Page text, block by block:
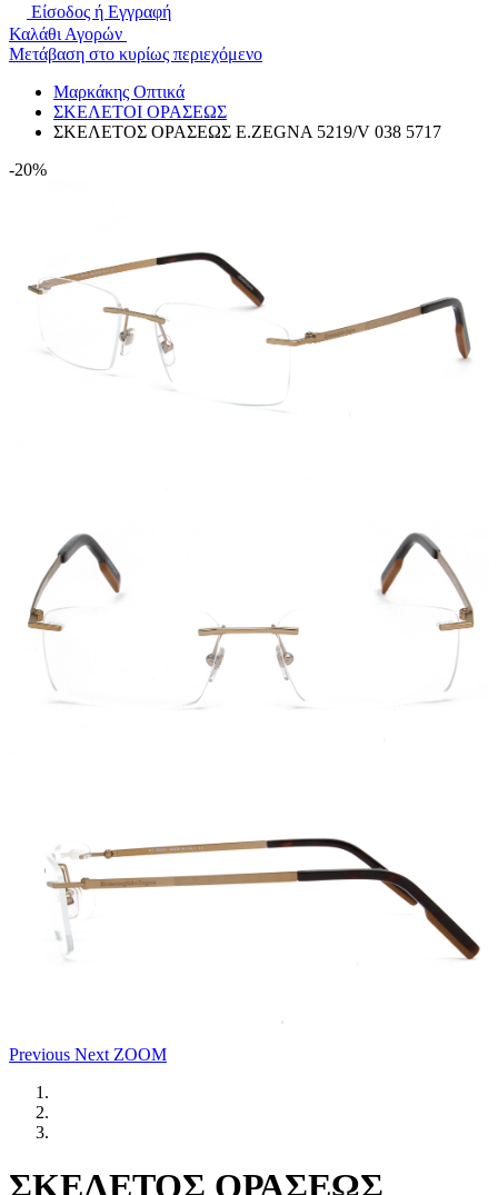
Είσοδος ή Εγγραφή
Καλάθι Αγορών
Μετάβαση στο κυρίως περιεχόμενο
Μαρκάκης Οπτικά
ΣΚΕΛΕΤΟΙ ΟΡΑΣΕΩΣ
ΣΚΕΛΕΤΟΣ ΟΡΑΣΕΩΣ E.ZEGNA 5219/V 038 5717
-20%
Previous Next ZOOM
ΣΚΕΛΕΤΟΣ ΟΡΑΣΕΩΣ